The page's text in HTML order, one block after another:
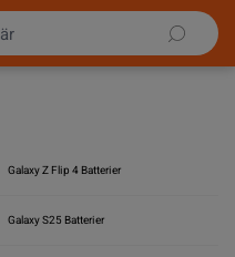
Galaxy Z Flip 4 Batterier
Galaxy S25 Batterier